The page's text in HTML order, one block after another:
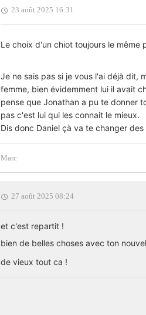
23 août 2025 16:31
Le choix d'un chiot toujours le même
Je ne sais pas si je vous l'ai déjà dit,
femme, bien évidemment lui il avait
pense que Jonathan a pu te donner
pas c'est lui qui les connait le mieux.
Dis donc Daniel çà va te changer
Marc
27 août 2025 08:24
et c'est repartit !
bien de belles choses avec ton
de vieux tout ca !